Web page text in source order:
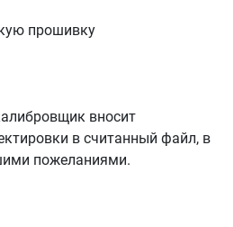
прошивку
вносит
в считанный файл, в
пожеланиями.